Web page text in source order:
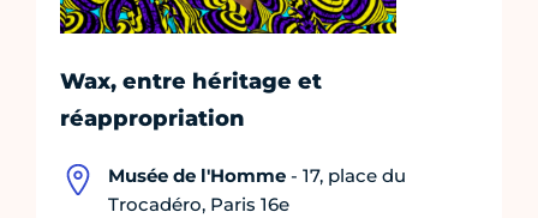
Wax, entre héritage et
réappropriation
Musée de l'Homme - 17, place du
Trocadéro, Paris 16e